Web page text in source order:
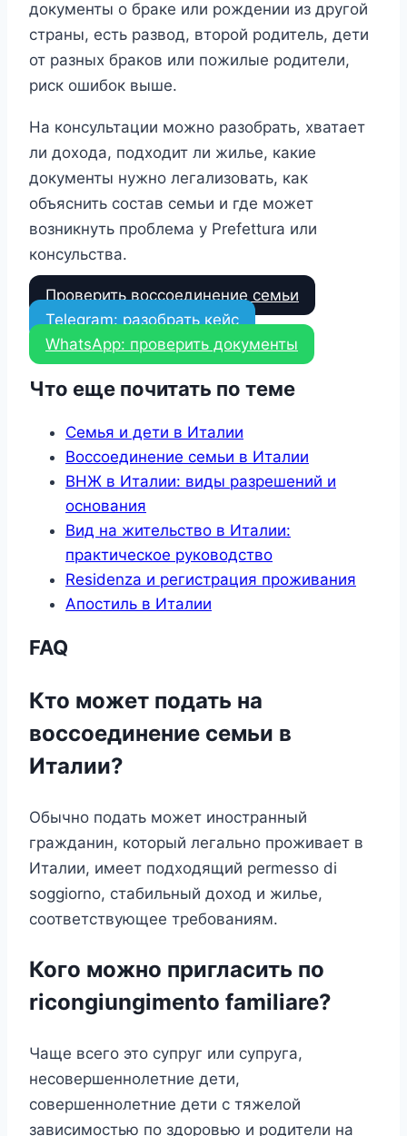
документы о браке или рождении из другой
страны, есть развод, второй родитель, дети
от разных браков или пожилые родители,
риск ошибок выше.
На консультации можно разобрать, хватает
ли дохода, подходит ли жилье, какие
документы нужно легализовать, как
объяснить состав семьи и где может
возникнуть проблема у Prefettura или
консульства.
Проверить воссоединение семьи
Telegram: разобрать кейс
WhatsApp: проверить документы
Что еще почитать по теме
Семья и дети в Италии
Воссоединение семьи в Италии
ВНЖ в Италии: виды разрешений и
основания
Вид на жительство в Италии:
практическое руководство
Residenza и регистрация проживания
Апостиль в Италии
FAQ
Кто может подать на
воссоединение семьи в
Италии?
Обычно подать может иностранный
гражданин, который легально проживает в
Италии, имеет подходящий permesso di
soggiorno, стабильный доход и жилье,
соответствующее требованиям.
Кого можно пригласить по
ricongiungimento familiare?
Чаще всего это супруг или супруга,
несовершеннолетние дети,
совершеннолетние дети с тяжелой
зависимостью по здоровью и родители на